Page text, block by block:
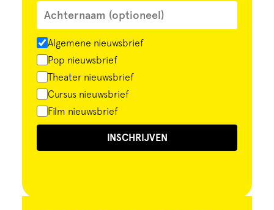
Algemene nieuwsbrief
Pop nieuwsbrief
Theater nieuwsbrief
Cursus nieuwsbrief
Film nieuwsbrief
INSCHRIJVEN